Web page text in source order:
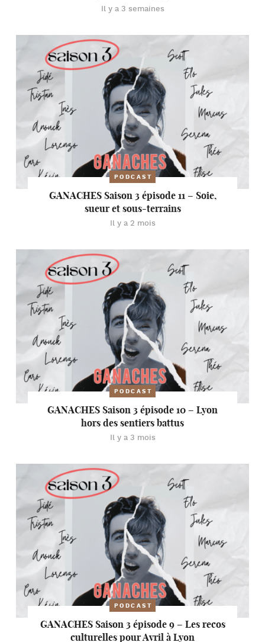
Il y a 3 semaines
PODCAST
GANACHES Saison 3 épisode 11 – Soie,
sueur et sous-terrains
Il y a 2 mois
PODCAST
GANACHES Saison 3 épisode 10 – Lyon
hors des sentiers battus
Il y a 3 mois
PODCAST
GANACHES Saison 3 épisode 9 – Les recos
culturelles pour Avril à Lyon